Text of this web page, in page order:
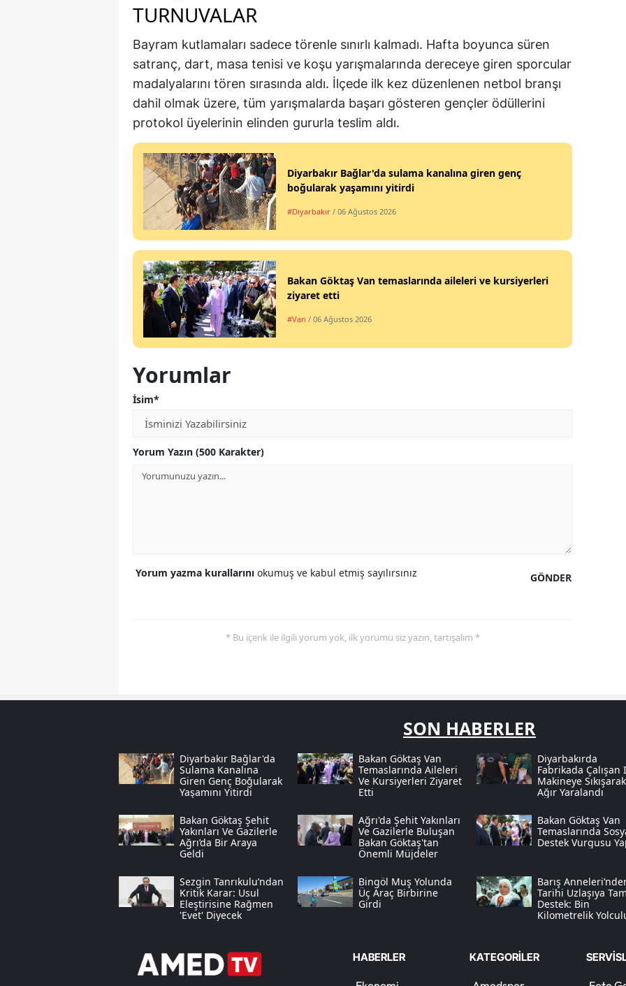
TURNUVALAR
Bayram kutlamaları sadece törenle sınırlı kalmadı. Hafta boyunca süren
satranç, dart, masa tenisi ve koşu yarışmalarında dereceye giren sporcular
madalyalarını tören sırasında aldı. İlçede ilk kez düzenlenen netbol branşı
dahil olmak üzere, tüm yarışmalarda başarı gösteren gençler ödüllerini
protokol üyelerinin elinden gururla teslim aldı.
Diyarbakır Bağlar'da sulama kanalına giren genç
boğularak yaşamını yitirdi
#Diyarbakır / 06 Ağustos 2026
Bakan Göktaş Van temaslarında aileleri ve kursiyerleri
ziyaret etti
#Van / 06 Ağustos 2026
Yorumlar
İsim*
Yorum Yazın (500 Karakter)
GÖNDER
Yorum yazma kurallarını okumuş ve kabul etmiş sayılırsınız
* Bu içerik ile ilgili yorum yok, ilk yorumu siz yazın, tartışalım *
SON HABERLER
Diyarbakır Bağlar'da
Sulama Kanalına
Giren Genç Boğularak
Yaşamını Yitirdi
Bakan Göktaş Van
Temaslarında Aileleri
Ve Kursiyerleri Ziyaret
Etti
Diyarbakırda
Fabrikada Çalışan
Makineye Sıkışarak
Ağır Yaralandı
Bakan Göktaş Şehit
Yakınları Ve Gazilerle
Ağrı’da Bir Araya
Geldi
Ağrı'da Şehit Yakınları
Ve Gazilerle Buluşan
Bakan Göktaş'tan
Önemli Müjdeler
Bakan Göktaş Van
Temaslarında
Destek Vurgusu
Sezgin Tanrıkulu’ndan
Kritik Karar: Usul
Eleştirisine Rağmen
'evet' Diyecek
Bingöl Muş Yolunda
Üç Araç Birbirine
Girdi
Barış
Tarihi Uzlaşıya Tam
Destek: Bin
Kilometrelik
HABERLER KATEGORİLER